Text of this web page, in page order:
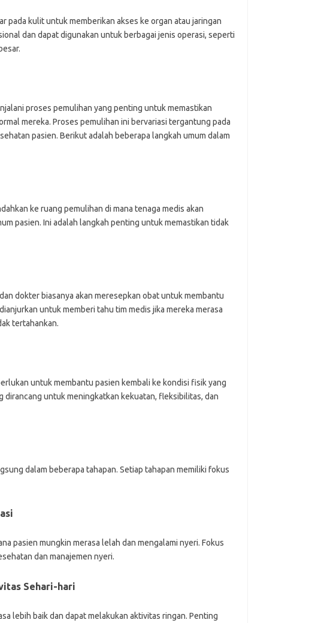
pada kulit untuk memberikan akses ke organ atau jaringan
dan dapat digunakan untuk berbagai jenis operasi, seperti
proses pemulihan yang penting untuk memastikan
mereka. Proses pemulihan ini bervariasi tergantung pada
pasien. Berikut adalah beberapa langkah umum dalam
ke ruang pemulihan di mana tenaga medis akan
pasien. Ini adalah langkah penting untuk memastikan tidak
dokter biasanya akan meresepkan obat untuk membantu
untuk memberi tahu tim medis jika mereka merasa
tertahankan.
untuk membantu pasien kembali ke kondisi fisik yang
dirancang untuk meningkatkan kekuatan, fleksibilitas, dan
dalam beberapa tahapan. Setiap tahapan memiliki fokus
pasien mungkin merasa lelah dan mengalami nyeri. Fokus
dan manajemen nyeri.
Sehari-hari
lebih baik dan dapat melakukan aktivitas ringan. Penting